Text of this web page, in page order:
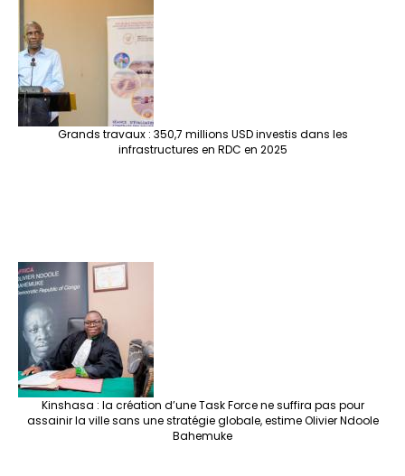
Grands travaux : 350,7 millions USD investis dans les
infrastructures en RDC en 2025
Kinshasa : la création d’une Task Force ne suffira pas pour
assainir la ville sans une stratégie globale, estime Olivier Ndoole
Bahemuke